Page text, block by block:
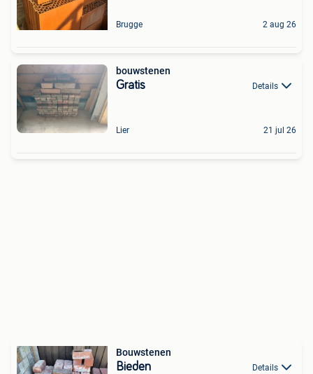
Brugge 2 aug 26
bouwstenen
Gratis Details
Lier 21 jul 26
Bouwstenen
Bieden Details